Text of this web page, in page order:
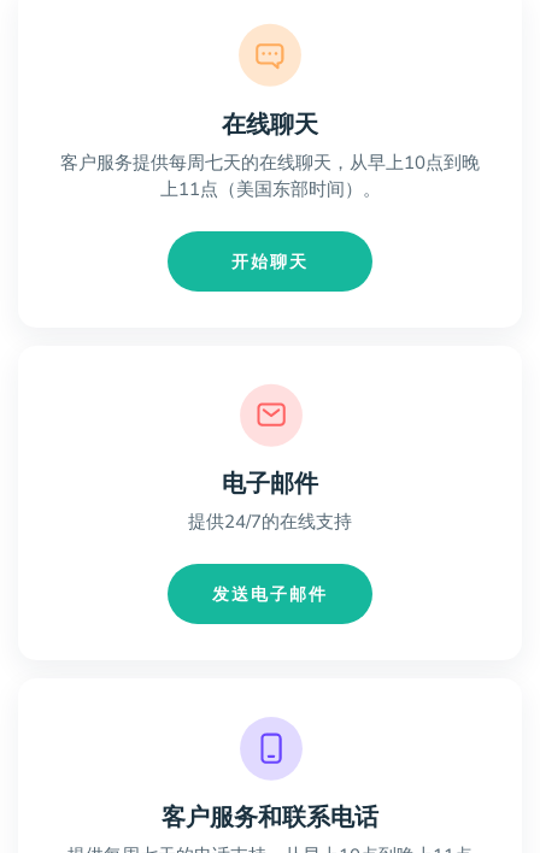
在线聊天
客户服务提供每周七天的在线聊天，从早上10点到晚
上11点（美国东部时间）。
开始聊天
电子邮件
提供24/7的在线支持
发送电子邮件
客户服务和联系电话